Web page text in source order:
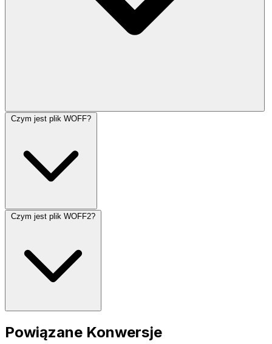
Czym jest plik WOFF?
Czym jest plik WOFF2?
Powiązane Konwersje